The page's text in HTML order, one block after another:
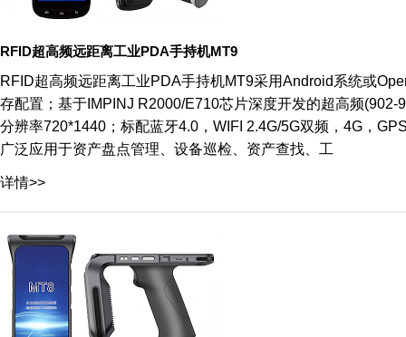
RFID超高频远距离工业PDA手持机MT9
RFID超高频远距离工业PDA手持机MT9采用Android系统或
存配置；基于IMPINJ R2000/E710芯片深度开发的超高频
分辨率720*1440；标配蓝牙4.0，WIFI 2.4G/5G双频，4G，
广泛应用于资产盘点管理、设备巡检、资产查找、工
详情>>